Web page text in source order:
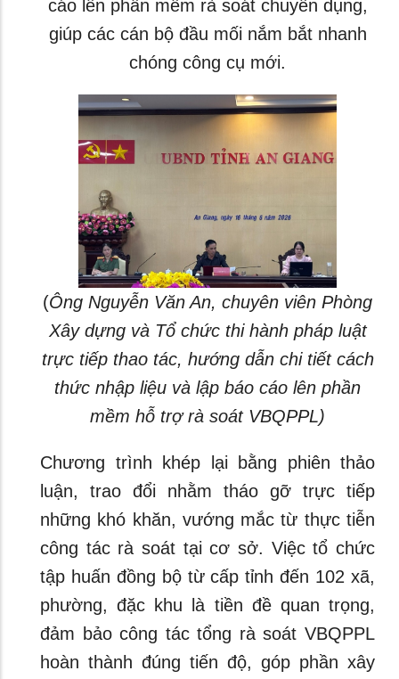
cáo lên phần mềm rà soát chuyên dụng,
giúp các cán bộ đầu mối nắm bắt nhanh
chóng công cụ mới.
(Ông Nguyễn Văn An, chuyên viên Phòng
Xây dựng và Tổ chức thi hành pháp luật
trực tiếp thao tác, hướng dẫn chi tiết cách
thức nhập liệu và lập báo cáo lên phần
mềm hỗ trợ rà soát VBQPPL)
Chương trình khép lại bằng phiên thảo
luận, trao đổi nhằm tháo gỡ trực tiếp
những khó khăn, vướng mắc từ thực tiễn
công tác rà soát tại cơ sở. Việc tổ chức
tập huấn đồng bộ từ cấp tỉnh đến 102 xã,
phường, đặc khu là tiền đề quan trọng,
đảm bảo công tác tổng rà soát VBQPPL
hoàn thành đúng tiến độ, góp phần xây